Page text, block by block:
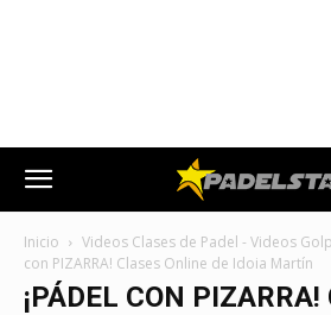
Inicio Videos Clases de Padel - Videos
con PIZARRA! Clases Online de Idoia Martín
¡PÁDEL CON PIZARRA!